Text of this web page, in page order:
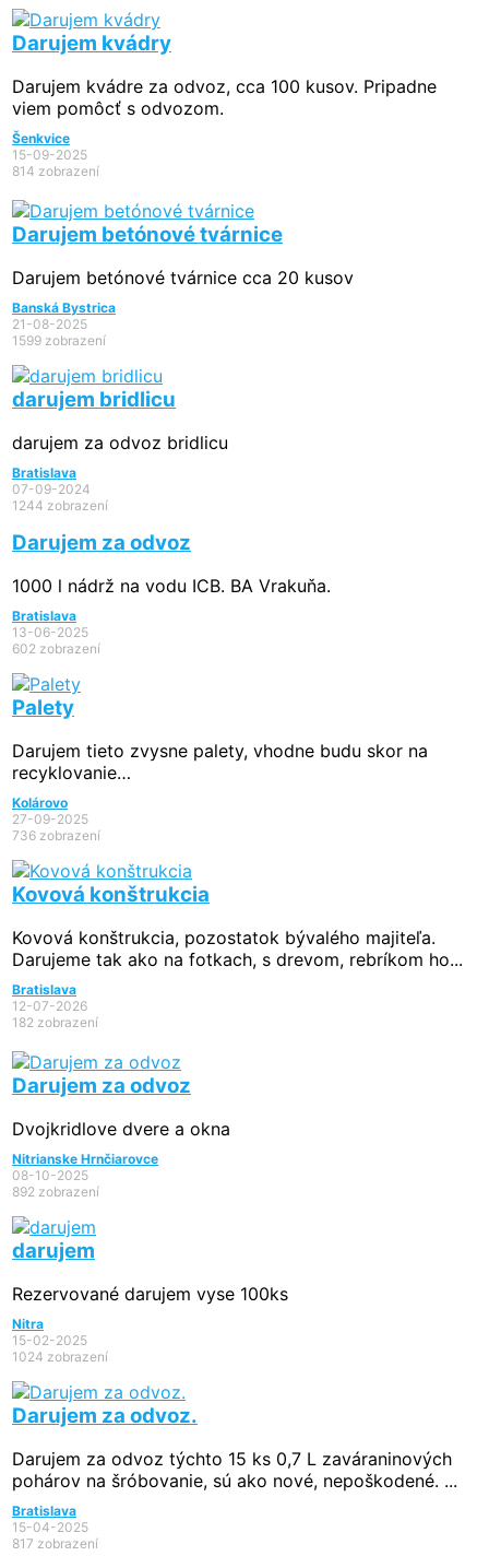
Darujem kvádry
Darujem kvádre za odvoz, cca 100 kusov. Pripadne
viem pomôcť s odvozom.
Šenkvice
15-09-2025
814 zobrazení
Darujem betónové tvárnice
Darujem betónové tvárnice cca 20 kusov
Banská Bystrica
21-08-2025
1599 zobrazení
darujem bridlicu
darujem za odvoz bridlicu
Bratislava
07-09-2024
1244 zobrazení
Darujem za odvoz
1000 l nádrž na vodu ICB. BA Vrakuňa.
Bratislava
13-06-2025
602 zobrazení
Palety
Darujem tieto zvysne palety, vhodne budu skor na
recyklovanie…
Kolárovo
27-09-2025
736 zobrazení
Kovová konštrukcia
Kovová konštrukcia, pozostatok bývalého majiteľa.
Darujeme tak ako na fotkach, s drevom, rebríkom ho...
Bratislava
12-07-2026
182 zobrazení
Darujem za odvoz
Dvojkridlove dvere a okna
Nitrianske Hrnčiarovce
08-10-2025
892 zobrazení
darujem
Rezervované darujem vyse 100ks
Nitra
15-02-2025
1024 zobrazení
Darujem za odvoz.
Darujem za odvoz týchto 15 ks 0,7 L zaváraninových
pohárov na šróbovanie, sú ako nové, nepoškodené. ...
Bratislava
15-04-2025
817 zobrazení